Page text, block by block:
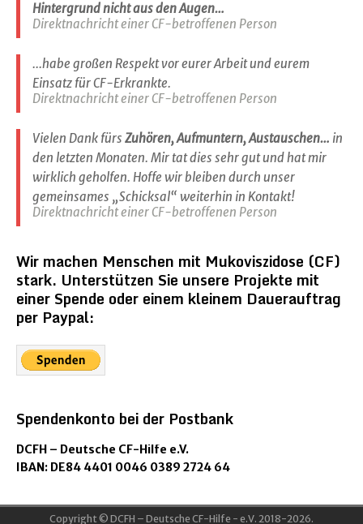
Hintergrund nicht aus den Augen…
Direktnachricht einer CF-betroffenen Person
...habe großen Respekt vor eurer Arbeit und eurem
Einsatz für CF-Erkrankte.
Direktnachricht einer CF-betroffenen Person
Vielen Dank fürs Zuhören, Aufmuntern, Austauschen… in
den letzten Monaten. Mir tat dies sehr gut und hat mir
wirklich geholfen. Hoffe wir bleiben durch unser
gemeinsames „Schicksal“ weiterhin in Kontakt!
Direktnachricht einer CF-betroffenen Person
Wir machen Menschen mit Mukoviszidose (CF)
stark. Unterstützen Sie unsere Projekte mit
einer Spende oder einem kleinem Dauerauftrag
per Paypal:
Spendenkonto bei der Postbank
DCFH – Deutsche CF-Hilfe e.V.
IBAN: DE84 4401 0046 0389 2724 64
Copyright © DCFH – Deutsche CF-Hilfe - e.V. 2018-2026.